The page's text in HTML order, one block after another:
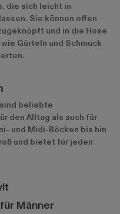
die sich leicht in
Sie können offen
und in die Hose
Gürteln und Schmuck
beliebte
den Alltag als auch für
und Midi-Röcken bis hin
und bietet für jeden
Männer